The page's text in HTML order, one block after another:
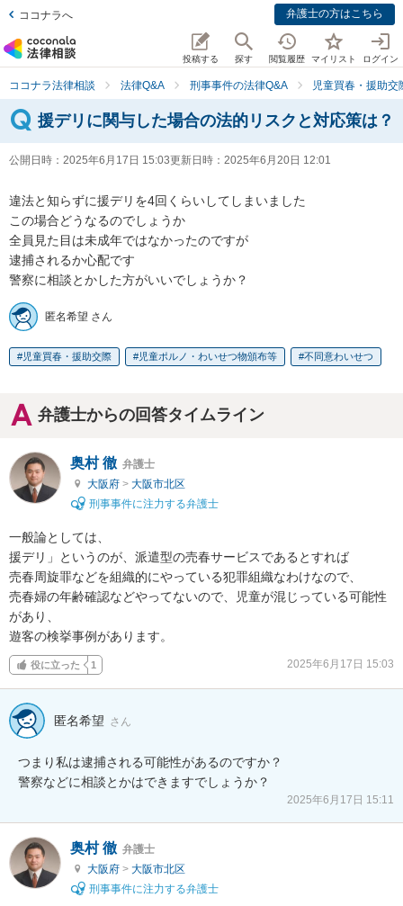
ココナラへ 弁護士の方はこちら
投稿する 探す 閲覧履歴 マイリスト ログイン
ココナラ法律相談 法律Q&A 刑事事件の法律Q&A 児童買春・援助交
援デリに関与した場合の法的リスクと対応策は？
公開日時： 2025年6月17日 15:03更新日時： 2025年6月20日 12:01
違法と知らずに援デリを4回くらいしてしまいました
この場合どうなるのでしょうか
全員見た目は未成年ではなかったのですが
逮捕されるか心配です
警察に相談とかした方がいいでしょうか？
匿名希望 さん
児童買春・援助交際 児童ポルノ・わいせつ物頒布等 不同意わいせつ
弁護士からの回答タイムライン
奥村 徹 弁護士
大阪府 > 大阪市北区
刑事事件に注力する弁護士
一般論としては、
援デリ」というのが、派遣型の売春サービスであるとすれば
売春周旋罪などを組織的にやっている犯罪組織なわけなので、
売春婦の年齢確認などやってないので、児童が混じっている可能性
があり、
遊客の検挙事例があります。
役に立った 1 2025年6月17日 15:03
匿名希望 さん
つまり私は逮捕される可能性があるのですか？
警察などに相談とかはできますでしょうか？
2025年6月17日 15:11
奥村 徹 弁護士
大阪府 > 大阪市北区
刑事事件に注力する弁護士